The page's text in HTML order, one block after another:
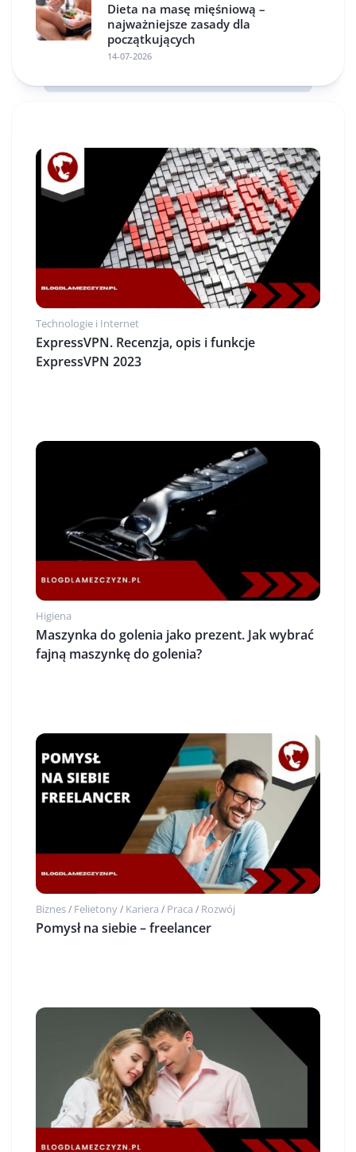
Dieta na masę mięśniową –
najważniejsze zasady dla
początkujących
14-07-2026
Technologie i Internet
ExpressVPN. Recenzja, opis i funkcje
ExpressVPN 2023
Higiena
Maszynka do golenia jako prezent. Jak wybrać
fajną maszynkę do golenia?
Biznes/ Felietony/ Kariera / Praca / Rozwój
Pomysł na siebie – freelancer